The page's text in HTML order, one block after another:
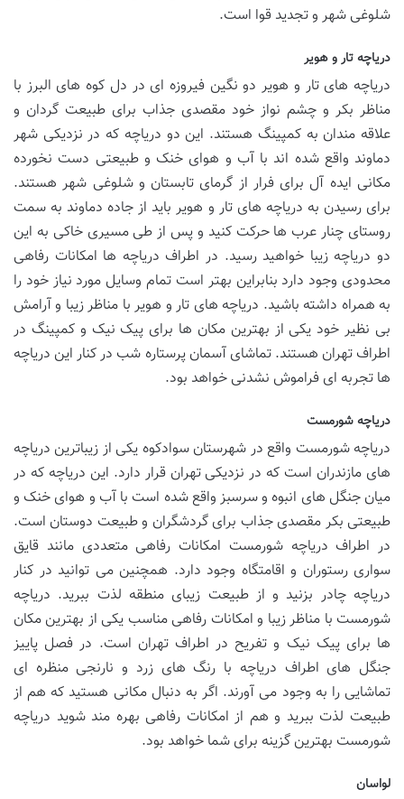
شلوغی شهر و تجدید قوا است.
دریاچه تار و هویر
دریاچه های تار و هویر دو نگین فیروزه ای در دل کوه های البرز با
مناظر بکر و چشم نواز خود مقصدی جذاب برای طبیعت گردان و
علاقه مندان به کمپینگ هستند. این دو دریاچه که در نزدیکی شهر
دماوند واقع شده اند با آب و هوای خنک و طبیعتی دست نخورده
مکانی ایده آل برای فرار از گرمای تابستان و شلوغی شهر هستند.
برای رسیدن به دریاچه های تار و هویر باید از جاده دماوند به سمت
روستای چنار عرب ها حرکت کنید و پس از طی مسیری خاکی به این
دو دریاچه زیبا خواهید رسید. در اطراف دریاچه ها امکانات رفاهی
محدودی وجود دارد بنابراین بهتر است تمام وسایل مورد نیاز خود را
به همراه داشته باشید. دریاچه های تار و هویر با مناظر زیبا و آرامش
بی نظیر خود یکی از بهترین مکان ها برای پیک نیک و کمپینگ در
اطراف تهران هستند. تماشای آسمان پرستاره شب در کنار این دریاچه
ها تجربه ای فراموش نشدنی خواهد بود.
دریاچه شورمست
دریاچه شورمست واقع در شهرستان سوادکوه یکی از زیباترین دریاچه
های مازندران است که در نزدیکی تهران قرار دارد. این دریاچه که در
میان جنگل های انبوه و سرسبز واقع شده است با آب و هوای خنک و
طبیعتی بکر مقصدی جذاب برای گردشگران و طبیعت دوستان است.
در اطراف دریاچه شورمست امکانات رفاهی متعددی مانند قایق
سواری رستوران و اقامتگاه وجود دارد. همچنین می توانید در کنار
دریاچه چادر بزنید و از طبیعت زیبای منطقه لذت ببرید. دریاچه
شورمست با مناظر زیبا و امکانات رفاهی مناسب یکی از بهترین مکان
ها برای پیک نیک و تفریح در اطراف تهران است. در فصل پاییز
جنگل های اطراف دریاچه با رنگ های زرد و نارنجی منظره ای
تماشایی را به وجود می آورند. اگر به دنبال مکانی هستید که هم از
طبیعت لذت ببرید و هم از امکانات رفاهی بهره مند شوید دریاچه
شورمست بهترین گزینه برای شما خواهد بود.
لواسان